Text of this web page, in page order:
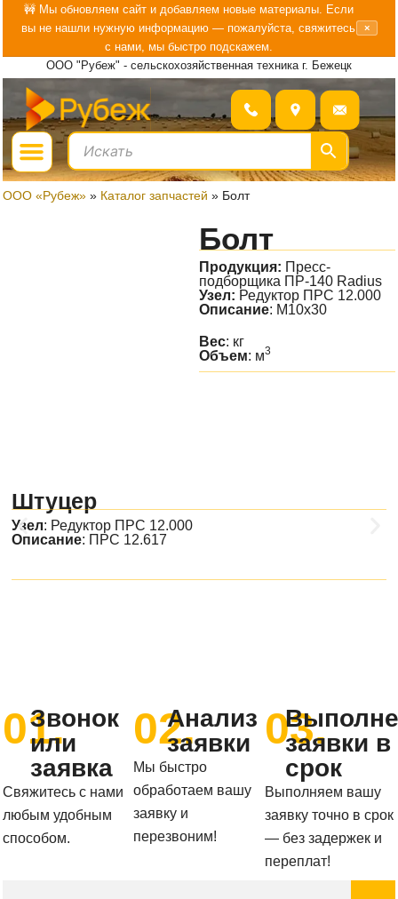
Перейти
содержимому
🚧 Мы обновляем сайт и добавляем новые материалы. Если
вы не нашли нужную информацию — пожалуйста, свяжитесь
с нами, мы быстро подскажем.
×
ООО "Рубеж" - сельскохозяйственная техника г. Бежецк
Menu
ООО «Рубеж» » Каталог запчастей » Болт
Болт
Продукция: Пресс-
подборщика ПР-140 Radius
Узел: Редуктор ПРС 12.000
Описание: М10х30
Вес: кг
Объем: м3
Штуцер
Узел: Редуктор ПРС 12.000
Описание: ПРС 12.617
01.
Звонок
или
заявка
Свяжитесь с нами
любым удобным
способом.
02.Анализ
заявки
Мы быстро
обработаем вашу
заявку и
перезвоним!
03.
заявки в
срок
Выполняем вашу
заявку точно в срок
— без задержек и
переплат!